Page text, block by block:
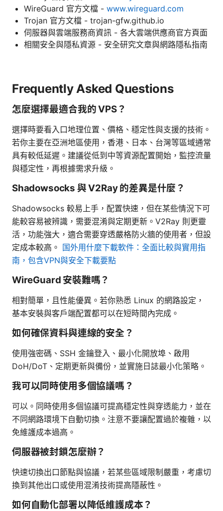
WireGuard 官方文檔 - www.wireguard.com
Trojan 官方文檔 - trojan-gfw.github.io
伺服器與雲端服務商資訊 - 各大雲端供應商官方頁面
相關安全與隱私資源 - 安全研究文章與網路隱私指南
Frequently Asked Questions
怎麼選擇最適合我的 VPS？
選擇時要看入口地理位置、價格、穩定性與支援的技術。
若你主要在亞洲地區使用，香港、日本、台灣等區域通常
具有較低延遲。建議從低到中等資源配置開始，監控流量
與穩定性，再根據需求升級。
Shadowsocks 與 V2Ray 的差異是什麼？
Shadowsocks 較易上手，配置快速，但在某些情況下可
能較容易被辨識，需要混淆與定期更新。V2Ray 則更靈
活，功能強大，適合需要穿透嚴格防火牆的使用者，但設
定成本較高。 国外用什麼下載軟件：全面比較與實用指
南，包含VPN與安全下載要點
WireGuard 安裝難嗎？
相對簡單，且性能優異。若你熟悉 Linux 的網路設定，
基本安裝與客戶端配置都可以在短時間內完成。
如何確保資料與連線的安全？
使用強密碼、SSH 金鑰登入、最小化開放埠、啟用
DoH/DoT、定期更新與備份，並實施日誌最小化策略。
我可以同時使用多個協議嗎？
可以。同時使用多個協議可提高穩定性與穿透能力，並在
不同網路環境下自動切換。注意不要讓配置過於複雜，以
免維護成本過高。
伺服器被封鎖怎麼辦？
快速切換出口節點與協議，若某些區域限制嚴重，考慮切
換到其他出口或使用混淆技術提高隱蔽性。
如何自動化部署以降低維護成本？